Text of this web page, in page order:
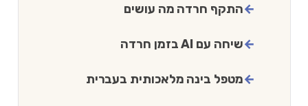
התקף חרדה מה עושים
שיחה עם AI בזמן חרדה
מטפל בינה מלאכותית בעברית